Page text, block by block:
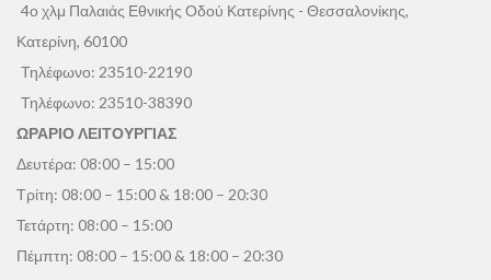
4ο χλμ Παλαιάς Εθνικής Οδού Κατερίνης - Θεσσαλονίκης,
Κατερίνη, 60100
Τηλέφωνο: 23510-22190
Τηλέφωνο: 23510-38390
ΩΡΑΡΙΟ ΛΕΙΤΟΥΡΓΙΑΣ
Δευτέρα: 08:00 – 15:00
Τρίτη: 08:00 – 15:00 & 18:00 – 20:30
Τετάρτη: 08:00 – 15:00
Πέμπτη: 08:00 – 15:00 & 18:00 – 20:30